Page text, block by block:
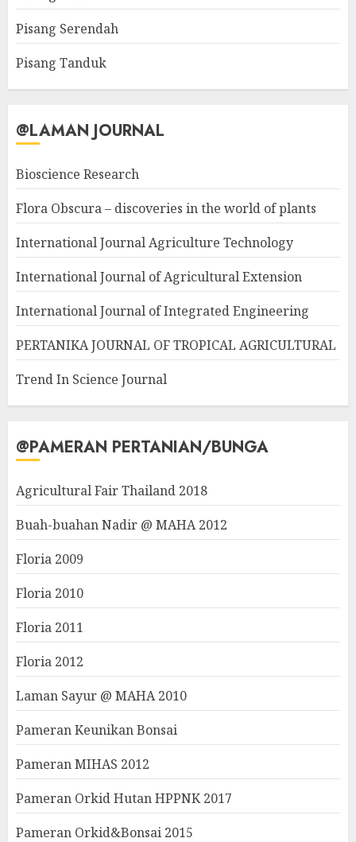
Pisang Serendah
Pisang Tanduk
@LAMAN JOURNAL
Bioscience Research
Flora Obscura – discoveries in the world of plants
International Journal Agriculture Technology
International Journal of Agricultural Extension
International Journal of Integrated Engineering
PERTANIKA JOURNAL OF TROPICAL AGRICULTURAL
Trend In Science Journal
@PAMERAN PERTANIAN/BUNGA
Agricultural Fair Thailand 2018
Buah-buahan Nadir @ MAHA 2012
Floria 2009
Floria 2010
Floria 2011
Floria 2012
Laman Sayur @ MAHA 2010
Pameran Keunikan Bonsai
Pameran MIHAS 2012
Pameran Orkid Hutan HPPNK 2017
Pameran Orkid&Bonsai 2015